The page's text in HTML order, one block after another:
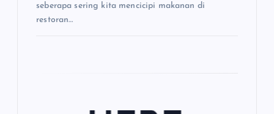
seberapa sering kita mencicipi makanan di
restoran…